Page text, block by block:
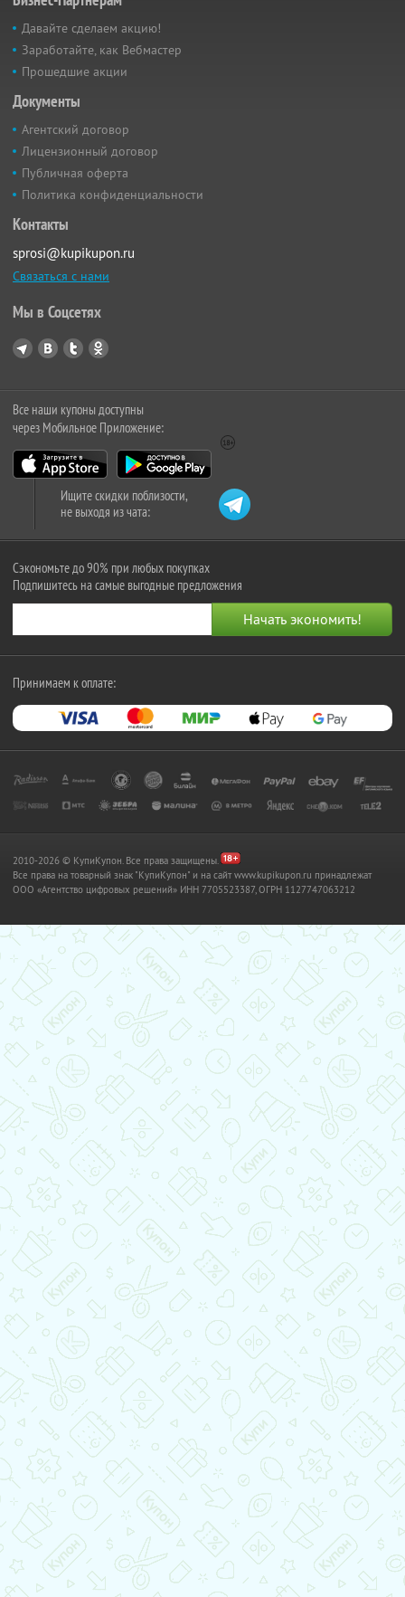
Давайте сделаем акцию!
Заработайте, как Вебмастер
Прошедшие акции
Документы
Агентский договор
Лицензионный договор
Публичная оферта
Политика конфиденциальности
Контакты
sprosi@kupikupon.ru
Связаться с нами
Мы в Соцсетях
Все наши купоны доступны
через Мобильное Приложение:
Ищите скидки поблизости,
не выходя из чата:
Сэкономьте до 90% при любых покупках
Подпишитесь на самые выгодные предложения
Принимаем к оплате:
2010-2026 © КупиКупон. Все права защищены.
Все права на товарный знак "КупиКупон" и на сайт www.kupikupon.ru принадлежат
OOO «Агентство цифровых решений» ИНН 7705523387, ОГРН 1127747063212